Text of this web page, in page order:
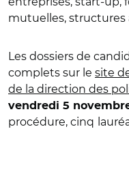
mutuelles, structures
Les dossiers de
complets sur le site
de la direction des
vendredi 5 novembre
procédure, cinq